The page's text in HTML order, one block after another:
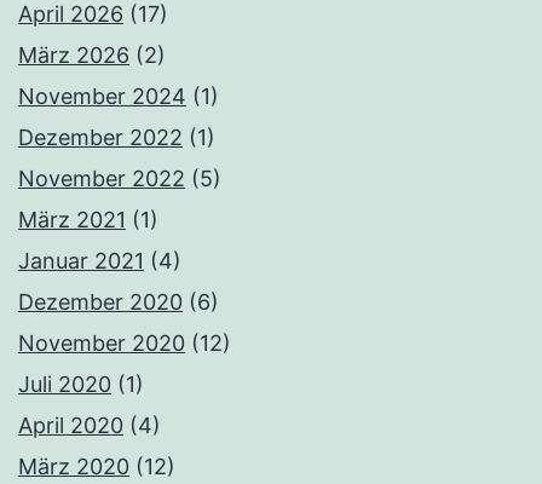
April 2026 (17)
März 2026 (2)
November 2024 (1)
Dezember 2022 (1)
November 2022 (5)
März 2021 (1)
Januar 2021 (4)
Dezember 2020 (6)
November 2020 (12)
Juli 2020 (1)
April 2020 (4)
März 2020 (12)